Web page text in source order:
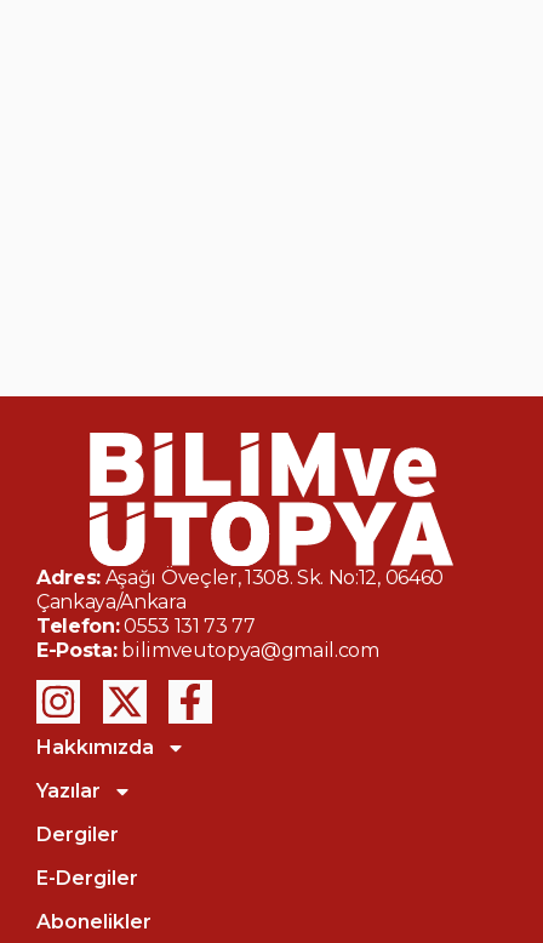
Adres: Aşağı Öveçler, 1308. Sk. No:12, 06460
Çankaya/Ankara
Telefon:0553 131 73 77
E-Posta: bilimveutopya@gmail.com
Hakkımızda
Yazılar
Dergiler
E-Dergiler
Abonelikler